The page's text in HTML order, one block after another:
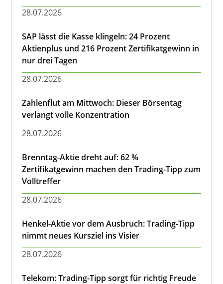
28.07.2026
SAP lässt die Kasse klingeln: 24 Prozent
Aktienplus und 216 Prozent Zertifikatgewinn in
nur drei Tagen
28.07.2026
Zahlenflut am Mittwoch: Dieser Börsentag
verlangt volle Konzentration
28.07.2026
Brenntag-Aktie dreht auf: 62 %
Zertifikatgewinn machen den Trading-Tipp zum
Volltreffer
28.07.2026
Henkel-Aktie vor dem Ausbruch: Trading-Tipp
nimmt neues Kursziel ins Visier
28.07.2026
Telekom: Trading-Tipp sorgt für richtig Freude